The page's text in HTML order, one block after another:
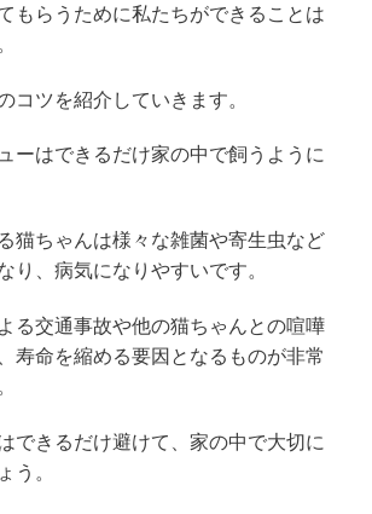
もらうために私たちができることは
コツを紹介していきます。
ーはできるだけ家の中で飼うように
猫ちゃんは様々な雑菌や寄生虫など
り、病気になりやすいです。
る交通事故や他の猫ちゃんとの喧嘩
寿命を縮める要因となるものが非常
できるだけ避けて、家の中で大切に
う。